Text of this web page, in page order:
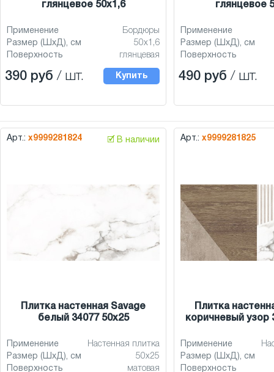
глянцевое 50x1,6
Применение
Бордюры
Размер (ШхД), см
50x1,6
Поверхность
глянцевая
390 руб / шт. Купить
глянцевое
Применение
Размер (ШхД), см
Поверхность
490 руб / шт.
Арт.: х9999281824 🗹 В наличии
Плитка настенная Savage
белый 34077 50x25
Применение
Настенная плитка
Размер (ШхД), см
50x25
Поверхность
матовая
Арт.: х9999281825
Плитка
коричневый узор
Применение
Размер (ШхД), см
Поверхность